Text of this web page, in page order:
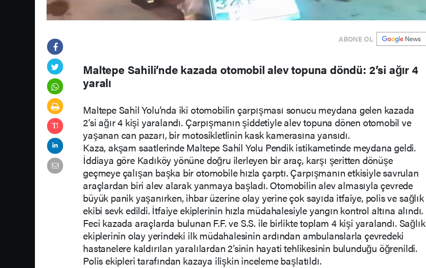
ABONE OL
Maltepe Sahili’nde kazada otomobil alev topuna döndü: 2’si ağır 4
yaralı
Maltepe Sahil Yolu’nda iki otomobilin çarpışması sonucu meydana gelen kazada
2’si ağır 4 kişi yaralandı. Çarpışmanın şiddetiyle alev topuna dönen otomobil ve
yaşanan can pazarı, bir motosikletlinin kask kamerasına yansıdı.
Kaza, akşam saatlerinde Maltepe Sahil Yolu Pendik istikametinde meydana geldi.
İddiaya göre Kadıköy yönüne doğru ilerleyen bir araç, karşı şeritten dönüşe
geçmeye çalışan başka bir otomobile hızla çarptı. Çarpışmanın etkisiyle savrulan
araçlardan biri alev alarak yanmaya başladı. Otomobilin alev almasıyla çevrede
büyük panik yaşanırken, ihbar üzerine olay yerine çok sayıda itfaiye, polis ve sağlık
ekibi sevk edildi. İtfaiye ekiplerinin hızla müdahalesiyle yangın kontrol altına alındı.
Feci kazada araçlarda bulunan F.F. ve S.S. ile birlikte toplam 4 kişi yaralandı. Sağlık
ekiplerinin olay yerindeki ilk müdahalesinin ardından ambulanslarla çevredeki
hastanelere kaldırılan yaralılardan 2’sinin hayati tehlikesinin bulunduğu öğrenildi.
Polis ekipleri tarafından kazaya ilişkin inceleme başlatıldı.